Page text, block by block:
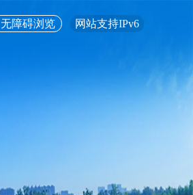
无障碍浏览 网站支持IPv6